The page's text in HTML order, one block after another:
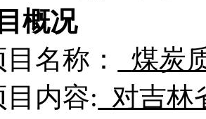
概况
名称：
煤炭
内容: 对吉林